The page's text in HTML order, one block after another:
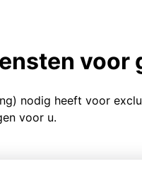
nodig heeft voor
voor u.